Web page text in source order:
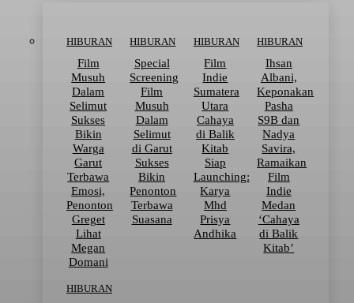
HIBURAN
Film
Musuh
Dalam
Selimut
Sukses
Bikin
Warga
Garut
Terbawa
Emosi,
Penonton
Greget
Lihat
Megan
Domani
HIBURAN
Special
Screening
Film
Musuh
Dalam
Selimut
di Garut
Sukses
Bikin
Penonton
Terbawa
Suasana
HIBURAN
Film
Indie
Sumatera
Utara
Cahaya
di Balik
Kitab
Siap
Launching:
Karya
Mhd
Prisya
Andhika
HIBURAN
Ihsan
Albani,
Keponakan
Pasha
S9B dan
Nadya
Savira,
Ramaikan
Film
Indie
Medan
‘Cahaya
di Balik
Kitab’
HIBURAN